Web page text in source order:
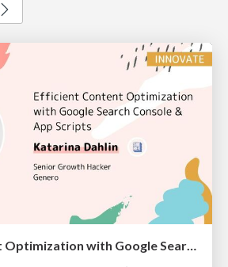
Efficient Content Optimization with Google Search Console & Apps Script